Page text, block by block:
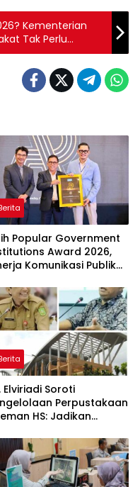
Kementerian
Tak Perlu
Popular Government
Award 2026,
Komunikasi Publik
Diakui
Elviriadi Soroti
Perpustakaan
HS: Jadikan
Candradimuka